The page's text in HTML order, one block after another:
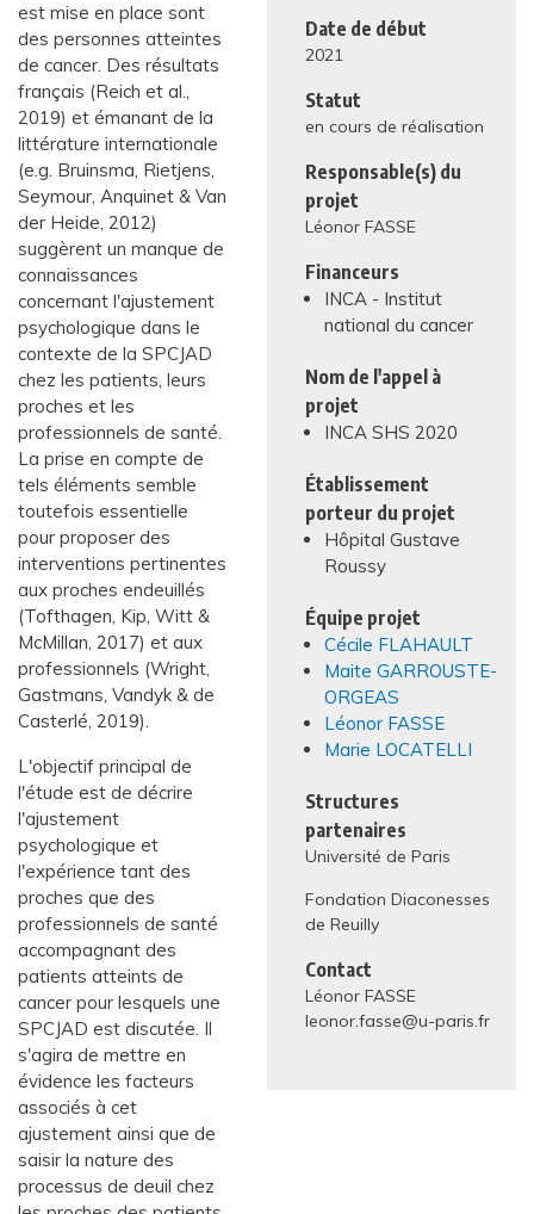
est mise en place sont
des personnes atteintes
de cancer. Des résultats
français (Reich et al.,
2019) et émanant de la
littérature internationale
(e.g. Bruinsma, Rietjens,
Seymour, Anquinet & Van
der Heide, 2012)
suggèrent un manque de
connaissances
concernant l'ajustement
psychologique dans le
contexte de la SPCJAD
chez les patients, leurs
proches et les
professionnels de santé.
La prise en compte de
tels éléments semble
toutefois essentielle
pour proposer des
interventions pertinentes
aux proches endeuillés
(Tofthagen, Kip, Witt &
McMillan, 2017) et aux
professionnels (Wright,
Gastmans, Vandyk & de
Casterlé, 2019).
L'objectif principal de
l'étude est de décrire
l'ajustement
psychologique et
l'expérience tant des
proches que des
professionnels de santé
accompagnant des
patients atteints de
cancer pour lesquels une
SPCJAD est discutée. Il
s'agira de mettre en
évidence les facteurs
associés à cet
ajustement ainsi que de
saisir la nature des
processus de deuil chez
Date de début
2021
Statut
en cours de réalisation
Responsable(s) du
projet
Léonor FASSE
Financeurs
INCA - Institut
national du cancer
Nom de l'appel à
projet
INCA SHS 2020
Établissement
porteur du projet
Hôpital Gustave
Roussy
Équipe projet
Cécile FLAHAULT
Maite GARROUSTE-
ORGEAS
Léonor FASSE
Marie LOCATELLI
Structures
partenaires
Université de Paris
Fondation Diaconesses
de Reuilly
Contact
Léonor FASSE
leonor.fasse@u-paris.fr